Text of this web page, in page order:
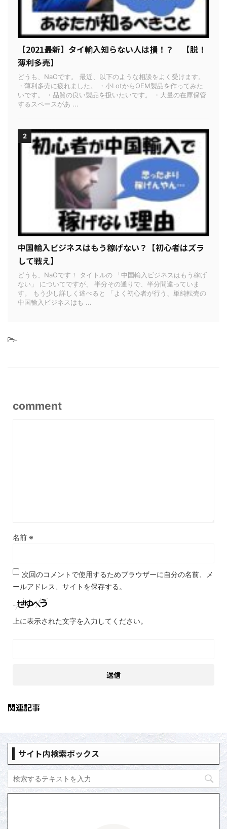
【2021最新】タイ輸入知らない人は損！？ 【脱！
薄利多売】
どうも、NaOです。 最近、以下のような相談をよく受けます。
・薄利多売に疲れました。 ・小LotからOEM製品を作ってみた
いです。 ・品質の良い製品を扱いたいです。 ・大量の在庫保管
するスペースがあ ...
2
中国輸入ビジネスはもう稼げない？【初心者はズラ
して戦え】
どうも、NaOです！ タイトルの 「中国輸入ビジネスはもう稼げ
ない」 についてですが、 半分その通りで、半分間違っていま
す。 もう少し詳しく述べると 「よく初心者が行う、単純転売の
中国輸入ビジネスはも ...
-
comment
名前 ※
次回のコメントで使用するためブラウザーに自分の名前、メ
ールアドレス、サイトを保存する。
上に表示された文字を入力してください。
関連記事
サイト内検索ボックス